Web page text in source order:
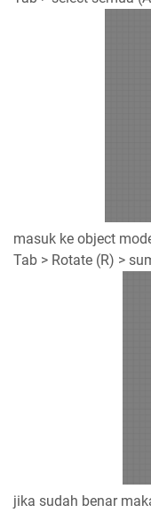
masuk ke object
Tab > Rotate (R) >
jika sudah benar